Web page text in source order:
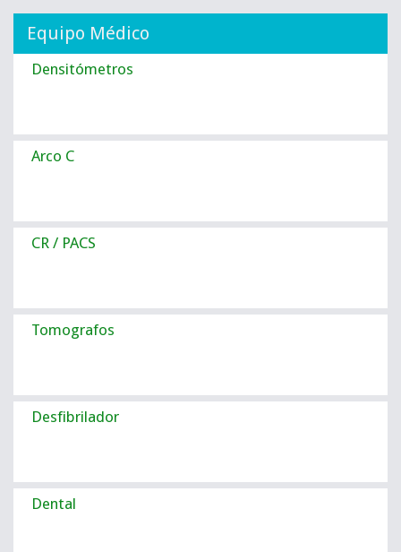
Equipo Médico
Densitómetros
Arco C
CR / PACS
Tomografos
Desfibrilador
Dental